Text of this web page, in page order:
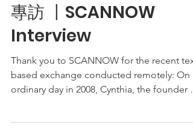
SCANNOW 城市編輯室
專訪 〡SCANNOW
Interview
Thank you to SCANNOW for the recent
based exchange conducted remotely: On